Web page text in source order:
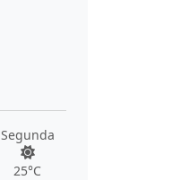
Segunda
25°C